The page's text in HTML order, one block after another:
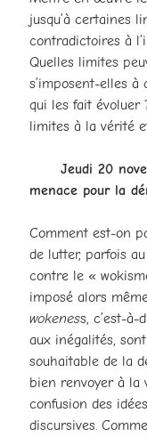
jusqu’à certaines
contradictoires à
Quelles limites
s’imposent-elles à
qui les fait évoluer
limites à la vérité
Jeudi 20
menace pour la
Comment est-on
de lutter, parfois
contre le «
imposé alors
wokeness, c’est-à-
aux inégalités,
souhaitable de la
bien renvoyer à la
confusion des
discursives.